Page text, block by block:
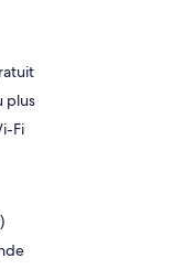
plus
Fi